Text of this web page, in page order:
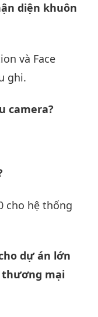
diện khuôn
và Face
ghi.
camera?
cho hệ thống
dự án lớn
mại